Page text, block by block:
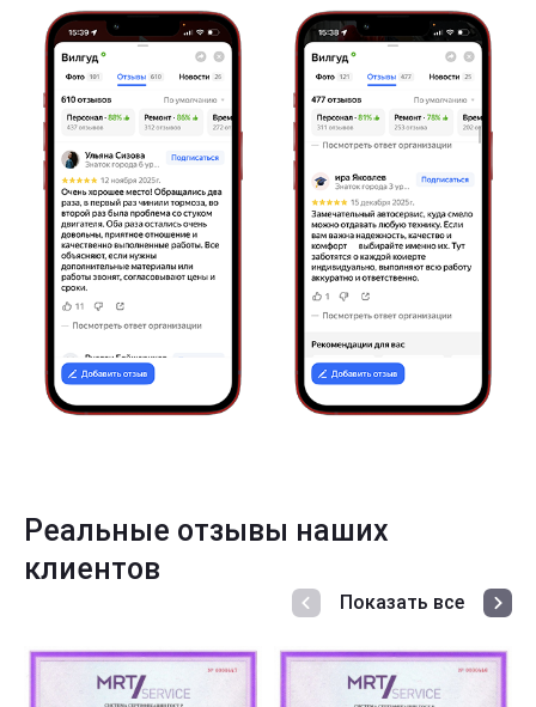
Реальные отзывы наших
клиентов
Показать все